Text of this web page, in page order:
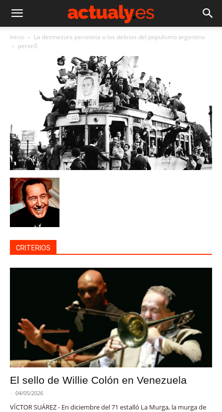
Inicio
La desmesura peronista o los delirios del populismo argentino
peron5
CRITERIOS
El sello de Willie Colón en Venezuela
- 04/05/2026
VÍCTOR SUÁREZ - En diciembre del 71 estalló La Murga, la murga de